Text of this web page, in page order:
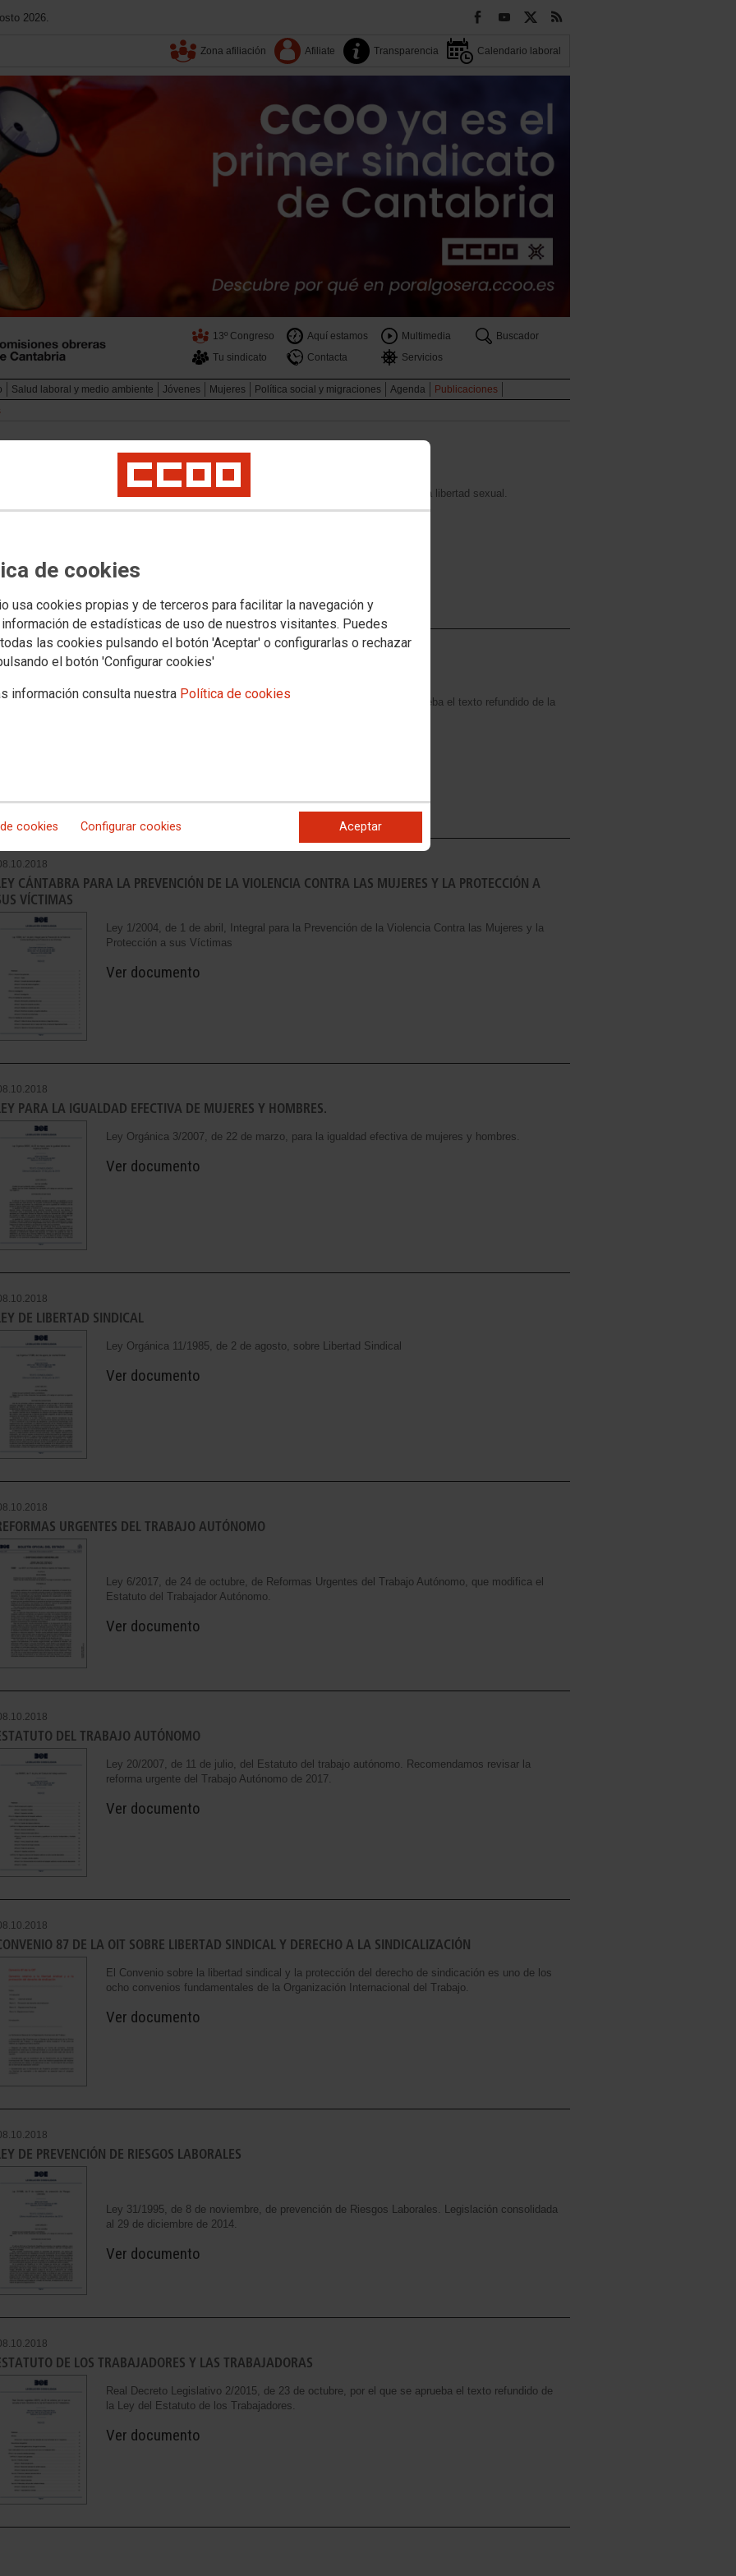
de cookies
usa cookies propias y de terceros para facilitar la navegación y
de estadísticas de uso de nuestros visitantes. Puedes
las cookies pulsando el botón 'Aceptar' o configurarlas o rechazar
el botón 'Configurar cookies'
información consulta nuestra Política de cookies
cookies Configurar cookies Aceptar
2026.
Zona afiliación Afiliate Transparencia Calendario laboral
13º Congreso Aquí estamos Multimedia
Buscador
Tu sindicato
Contacta Servicios
Salud laboral y medio ambiente Jóvenes Mujeres Política social y migraciones Agenda
Publicaciones
LEY ORGÁNICA DE GARANTÍA INTEGRAL DE LA LIBERTAD SEXUAL
Ley Orgánica 10/2022, de 6 de septiembre, de garantía integral de la libertad sexual.
08.10.2018
SOBRE INFRACCIONES Y SANCIONES EN EL ORDEN SOCIAL.
Real Decreto Legislativo 5/2000, de 4 de agosto, por el que se aprueba el texto refundido de la
CÁNTABRA PARA LA PREVENCIÓN DE LA VIOLENCIA CONTRA LAS MUJERES Y LA PROTECCIÓN A
VÍCTIMAS
Ley 1/2004, de 1 de abril, Integral para la Prevención de la Violencia Contra las Mujeres y la
Protección a sus Víctimas
Ver documento
PARA LA IGUALDAD EFECTIVA DE MUJERES Y HOMBRES.
Ley Orgánica 3/2007, de 22 de marzo, para la igualdad efectiva de mujeres y hombres.
Ver documento
DE LIBERTAD SINDICAL
Ley Orgánica 11/1985, de 2 de agosto, sobre Libertad Sindical
Ver documento
URGENTES DEL TRABAJO AUTÓNOMO
Ley 6/2017, de 24 de octubre, de Reformas Urgentes del Trabajo Autónomo, que modifica el
Estatuto del Trabajador Autónomo.
Ver documento
DEL TRABAJO AUTÓNOMO
Ley 20/2007, de 11 de julio, del Estatuto del trabajo autónomo. Recomendamos revisar la
reforma urgente del Trabajo Autónomo de 2017.
Ver documento
87 DE LA OIT SOBRE LIBERTAD SINDICAL Y DERECHO A LA SINDICALIZACIÓN
El Convenio sobre la libertad sindical y la protección del derecho de sindicación es uno de los
ocho convenios fundamentales de la Organización Internacional del Trabajo.
Ver documento
DE PREVENCIÓN DE RIESGOS LABORALES
Ley 31/1995, de 8 de noviembre, de prevención de Riesgos Laborales. Legislación consolidada
al 29 de diciembre de 2014.
Ver documento
DE LOS TRABAJADORES Y LAS TRABAJADORAS
Real Decreto Legislativo 2/2015, de 23 de octubre, por el que se aprueba el texto refundido de
la Ley del Estatuto de los Trabajadores.
Ver documento